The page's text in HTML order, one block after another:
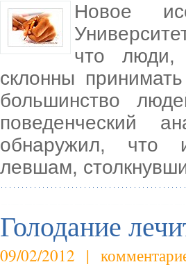
Новое
что люди,
склонны
большинство
поведенческий
обнаружил, что
левшам,
Голодание
09/02/2012 |